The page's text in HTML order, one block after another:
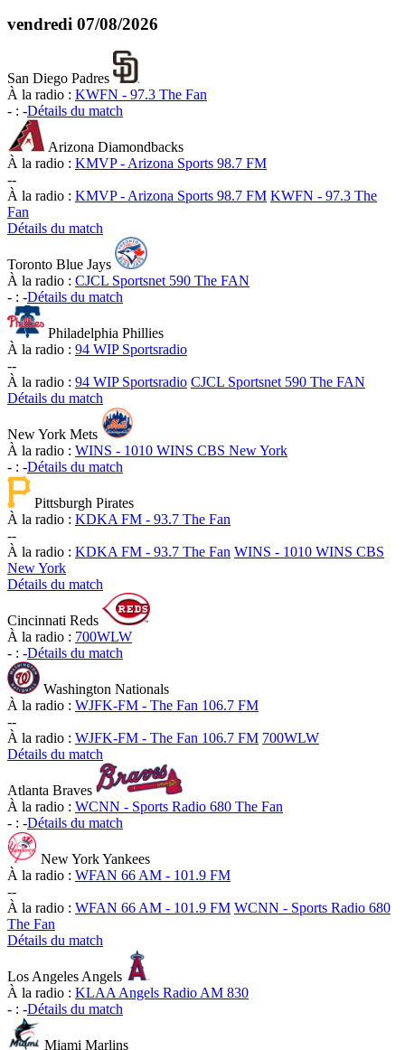
vendredi 07/08/2026
San Diego Padres
À la radio : KWFN - 97.3 The Fan
- : -Détails du match
Arizona Diamondbacks
À la radio : KMVP - Arizona Sports 98.7 FM
--
À la radio : KMVP - Arizona Sports 98.7 FM KWFN - 97.3 The
Fan
Détails du match
Toronto Blue Jays
À la radio : CJCL Sportsnet 590 The FAN
- : -Détails du match
Philadelphia Phillies
À la radio : 94 WIP Sportsradio
--
À la radio : 94 WIP Sportsradio CJCL Sportsnet 590 The FAN
Détails du match
New York Mets
À la radio : WINS - 1010 WINS CBS New York
- : -Détails du match
Pittsburgh Pirates
À la radio : KDKA FM - 93.7 The Fan
--
À la radio : KDKA FM - 93.7 The Fan WINS - 1010 WINS CBS
New York
Détails du match
Cincinnati Reds
À la radio : 700WLW
- : -Détails du match
Washington Nationals
À la radio : WJFK-FM - The Fan 106.7 FM
--
À la radio : WJFK-FM - The Fan 106.7 FM 700WLW
Détails du match
Atlanta Braves
À la radio : WCNN - Sports Radio 680 The Fan
- : -Détails du match
New York Yankees
À la radio : WFAN 66 AM - 101.9 FM
--
À la radio : WFAN 66 AM - 101.9 FM WCNN - Sports Radio 680
The Fan
Détails du match
Los Angeles Angels
À la radio : KLAA Angels Radio AM 830
- : -Détails du match
Miami Marlins